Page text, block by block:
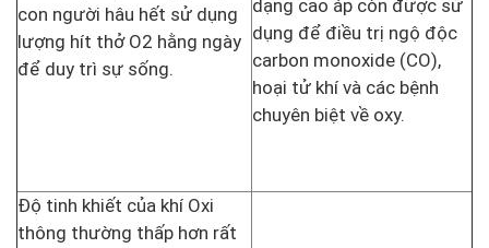
con người hâu hết sử dụng
lượng hít thở O2 hằng ngày
để duy trì sự sống.
dạng cao áp còn được sử
dụng để điều trị ngộ độc
carbon monoxide (CO),
hoại tử khí và các bệnh
chuyên biệt về oxy.
Độ tinh khiết của khí Oxi
thông thường thấp hơn rất